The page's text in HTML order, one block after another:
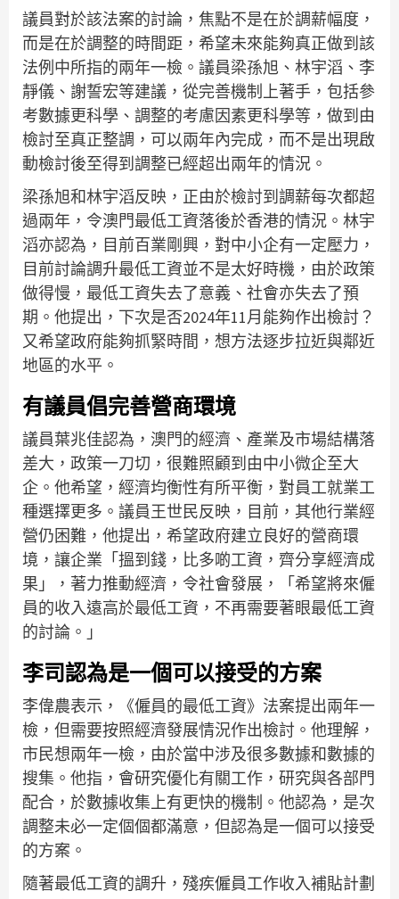
議員對於該法案的討論，焦點不是在於調薪幅度，
而是在於調整的時間距，希望未來能夠真正做到該
法例中所指的兩年一檢。議員梁孫旭、林宇滔、李
靜儀、謝誓宏等建議，從完善機制上著手，包括參
考數據更科學、調整的考慮因素更科學等，做到由
檢討至真正整調，可以兩年內完成，而不是出現啟
動檢討後至得到調整已經超出兩年的情況。
梁孫旭和林宇滔反映，正由於檢討到調薪每次都超
過兩年，令澳門最低工資落後於香港的情況。林宇
滔亦認為，目前百業剛興，對中小企有一定壓力，
目前討論調升最低工資並不是太好時機，由於政策
做得慢，最低工資失去了意義、社會亦失去了預
期。他提出，下次是否2024年11月能夠作出檢討？
又希望政府能夠抓緊時間，想方法逐步拉近與鄰近
地區的水平。
有議員倡完善營商環境
議員葉兆佳認為，澳門的經濟、產業及市場結構落
差大，政策一刀切，很難照顧到由中小微企至大
企。他希望，經濟均衡性有所平衡，對員工就業工
種選擇更多。議員王世民反映，目前，其他行業經
營仍困難，他提出，希望政府建立良好的營商環
境，讓企業「搵到錢，比多啲工資，齊分享經濟成
果」，著力推動經濟，令社會發展，「希望將來僱
員的收入遠高於最低工資，不再需要著眼最低工資
的討論。」
李司認為是一個可以接受的方案
李偉農表示，《僱員的最低工資》法案提出兩年一
檢，但需要按照經濟發展情況作出檢討。他理解，
市民想兩年一檢，由於當中涉及很多數據和數據的
搜集。他指，會研究優化有關工作，研究與各部門
配合，於數據收集上有更快的機制。他認為，是次
調整未必一定個個都滿意，但認為是一個可以接受
的方案。
隨著最低工資的調升，殘疾僱員工作收入補貼計劃